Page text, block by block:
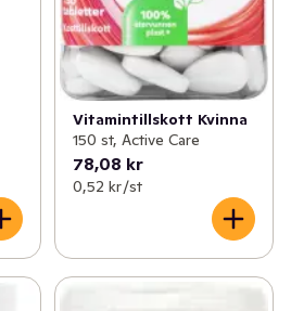
Vitamintillskott Kvinna
150 st, Active Care
78,08 kr
0,52 kr /st